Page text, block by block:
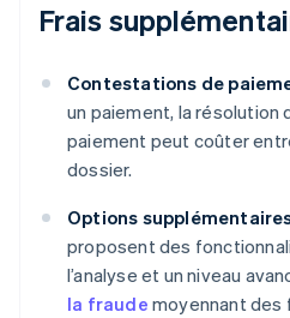
Frais
Contestations de
un paiement, la résolution
paiement peut coûter
dossier.
Options
proposent des
l’analyse et un niveau
la fraude moyennant des